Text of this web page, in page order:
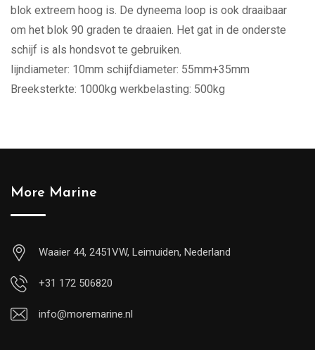
blok extreem hoog is. De dyneema loop is ook draaibaar
om het blok 90 graden te draaien. Het gat in de onderste
schijf is als hondsvot te gebruiken.
lijndiameter: 10mm schijfdiameter: 55mm+35mm
Breeksterkte: 1000kg werkbelasting: 500kg
More Marine
Waaier 44, 2451VW, Leimuiden, Nederland
+31 172 506820
info@moremarine.nl